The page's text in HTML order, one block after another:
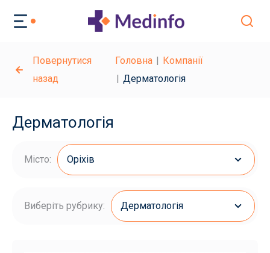
Повернутися
назад
Головна
Компанії
Дерматологія
Дерматологія
Місто: Оріхів
Виберіть рубрику: Дерматологія